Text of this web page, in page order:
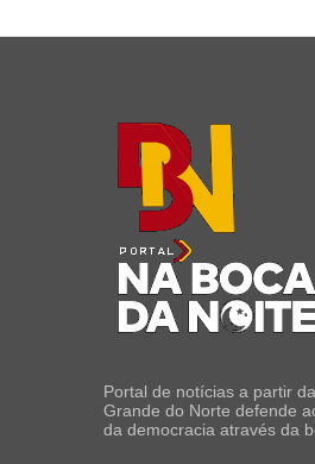
Portal de notícias a partir
Grande do Norte defende
da democracia através da